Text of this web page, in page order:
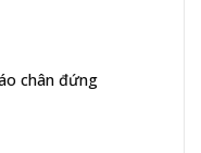
chân đứng